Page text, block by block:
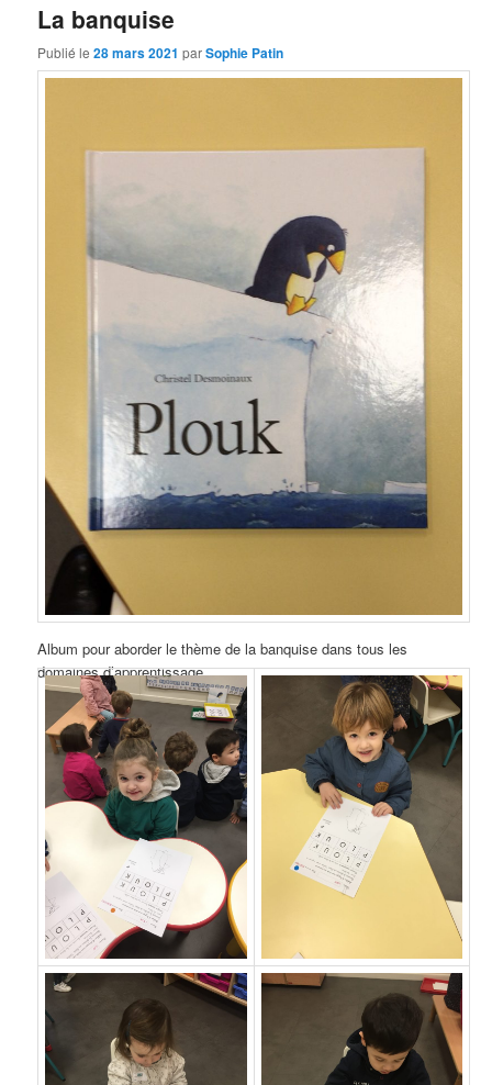
La banquise
Publié le28 mars 2021 parSophie Patin
Album pour aborder le thème de la banquise dans tous les
domaines d’apprentissage